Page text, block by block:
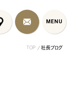
MENU
MENU
TOP 社長ブログ